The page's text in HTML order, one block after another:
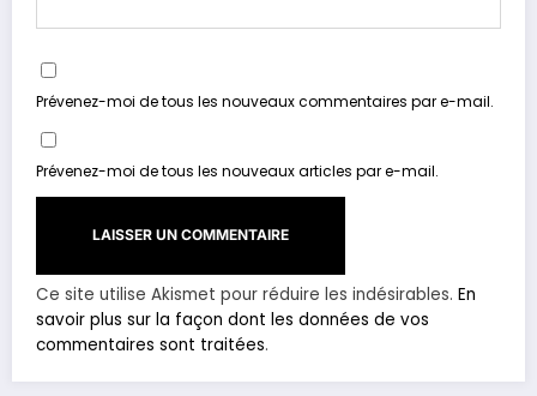
Prévenez-moi de tous les nouveaux commentaires par e-mail.
Prévenez-moi de tous les nouveaux articles par e-mail.
Ce site utilise Akismet pour réduire les indésirables. En
savoir plus sur la façon dont les données de vos
commentaires sont traitées.